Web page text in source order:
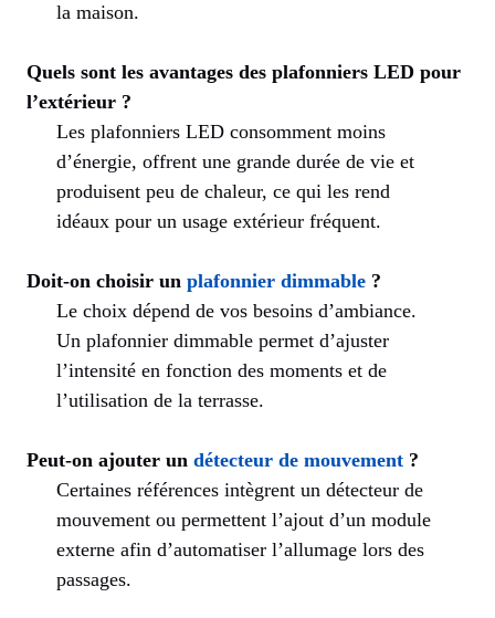
la maison.
Quels sont les avantages des plafonniers LED pour
l’extérieur ?
Les plafonniers LED consomment moins
d’énergie, offrent une grande durée de vie et
produisent peu de chaleur, ce qui les rend
idéaux pour un usage extérieur fréquent.
Doit-on choisir un plafonnier dimmable ?
Le choix dépend de vos besoins d’ambiance.
Un plafonnier dimmable permet d’ajuster
l’intensité en fonction des moments et de
l’utilisation de la terrasse.
Peut-on ajouter un détecteur de mouvement ?
Certaines références intègrent un détecteur de
mouvement ou permettent l’ajout d’un module
externe afin d’automatiser l’allumage lors des
passages.